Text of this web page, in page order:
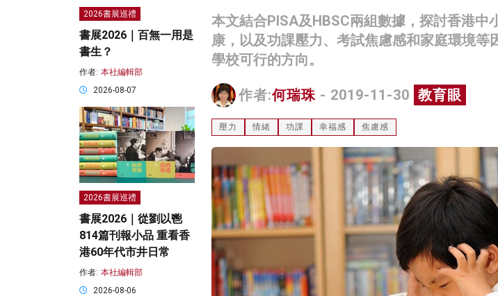
本文結合PISA及HBSC兩組數據，探討香港中
康，以及功課壓力、考試焦慮感和家庭環境等
學校可行的方向。
作者:何瑞珠 - 2019-11-30 教育眼
壓力 情緒 功課 幸福感 焦慮感
2026書展巡禮
書展2026｜百無一用是
書生？
作者: 本社編輯部
2026-08-07
2026書展巡禮
書展2026｜從劉以鬯
814篇刊報小品 重看香
港60年代市井日常
作者: 本社編輯部
2026-08-06